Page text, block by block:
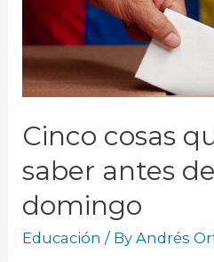
Cinco cosas
saber antes
domingo
Educación / ByAndrés